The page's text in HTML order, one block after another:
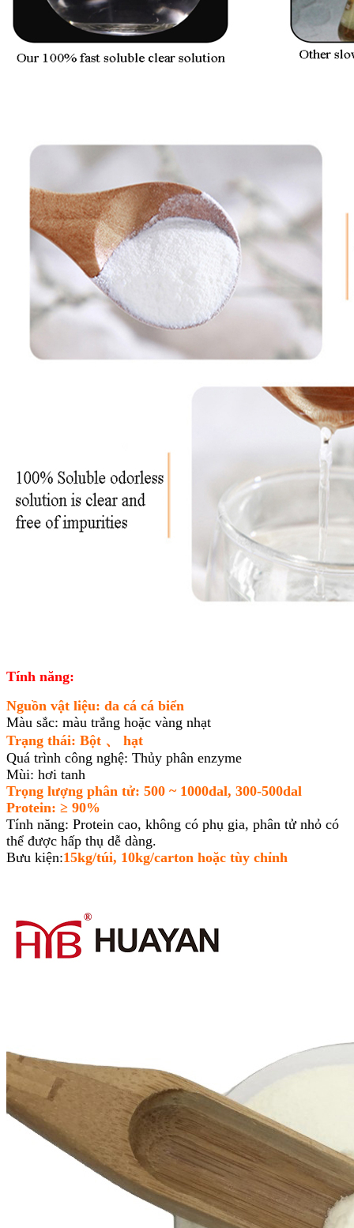
Tính năng:
Nguồn vật liệu: da cá cá biển
Màu sắc: màu trắng hoặc vàng nhạt
Trạng thái: Bột 、 hạt
Quá trình công nghệ: Thủy phân enzyme
Mùi: hơi tanh
Trọng lượng phân tử: 500 ~ 1000dal, 300-500dal
Protein: ≥ 90%
Tính năng: Protein cao, không có phụ gia, phân tử nhỏ có
thể được hấp thụ dễ dàng.
Bưu kiện:15kg/túi, 10kg/carton hoặc tùy chỉnh